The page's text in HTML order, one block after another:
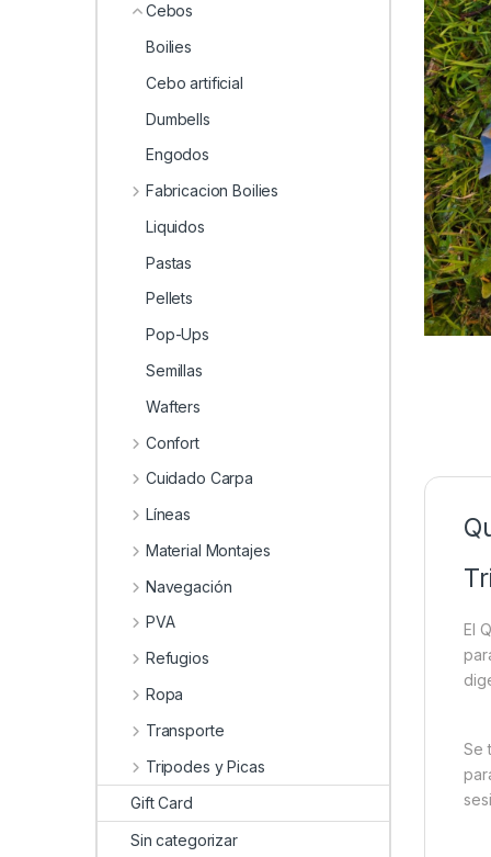
El
Se
Cebos
Boilies
Cebo artificial
Dumbells
Engodos
Fabricacion Boilies
Liquidos
Pastas
Pellets
Pop-Ups
Semillas
Wafters
Confort
Cuidado Carpa
Líneas
Material Montajes
Navegación
PVA
Refugios
Ropa
Transporte
Tripodes y Picas
Gift Card
Sin categorizar